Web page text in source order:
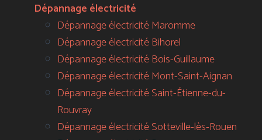
Dépannage électricité
Dépannage électricité Maromme
Dépannage électricité Bihorel
Dépannage électricité Bois-Guillaume
Dépannage électricité Mont-Saint-Aignan
Dépannage électricité Saint-Étienne-du-
Rouvray
Dépannage électricité Sotteville-lès-Rouen